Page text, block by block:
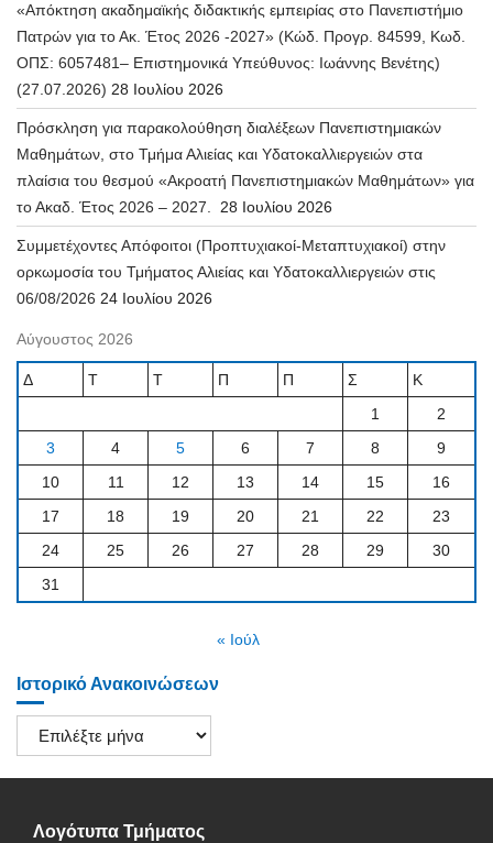
«Απόκτηση ακαδημαϊκής διδακτικής εμπειρίας στο Πανεπιστήμιο
Πατρών για το Ακ. Έτος 2026 -2027» (Κώδ. Προγρ. 84599, Κωδ.
ΟΠΣ: 6057481– Επιστημονικά Υπεύθυνος: Ιωάννης Βενέτης)
(27.07.2026) 28 Ιουλίου 2026
Πρόσκληση για παρακολούθηση διαλέξεων Πανεπιστημιακών
Μαθημάτων, στο Τμήμα Αλιείας και Υδατοκαλλιεργειών στα
πλαίσια του θεσμού «Ακροατή Πανεπιστημιακών Μαθημάτων» για
το Ακαδ. Έτος 2026 – 2027.
28 Ιουλίου 2026
Συμμετέχοντες Απόφοιτοι (Προπτυχιακοί-Μεταπτυχιακοί) στην
ορκωμοσία του Τμήματος Αλιείας και Υδατοκαλλιεργειών στις
06/08/2026 24 Ιουλίου 2026
Αύγουστος 2026
Δ Τ Τ Π Π Σ
Κ
1
2
3
4 5 6 7 8
9
10
11 12 13 14 15
16
17
18 19 20 21 22
23
24
25 26 27 28 29
30
31
« Ιούλ
Ιστορικό Ανακοινώσεων
Ιστορικό
Ανακοινώσεων
Λογότυπα Τμήματος